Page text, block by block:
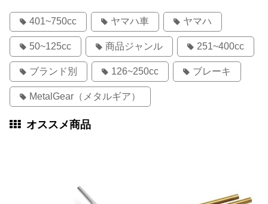
401~750cc ヤマハ車 ヤマハ
50~125cc 商品ジャンル 251~400cc
ブランド別 126~250cc ブレーキ
MetalGear（メタルギア）
オススメ商品